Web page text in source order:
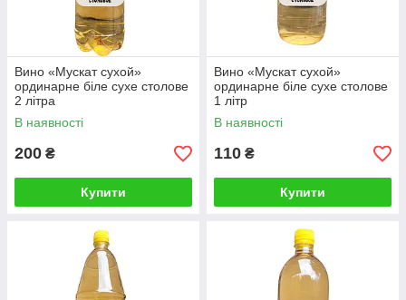
Вино «Мускат сухой»
ординарне біле сухе столове
2 літра
В наявності
200 ₴
Купити
Вино «Мускат сухой»
ординарне біле сухе столове
1 літр
В наявності
110 ₴
Купити